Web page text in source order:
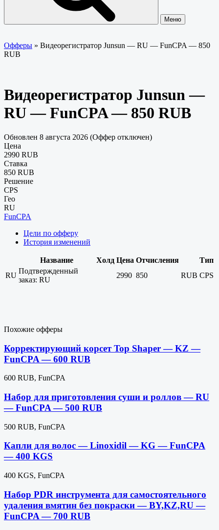
Меню
Офферы » Видеорегистратор Junsun — RU — FunCPA — 850
RUB
Видеорегистратор Junsun —
RU — FunCPA — 850 RUB
Обновлен 8 августа 2026 (Оффер отключен)
Цена
2990 RUB
Ставка
850 RUB
Решение
CPS
Гео
RU
FunCPA
Цели по офферу
История изменений
Название Холд Цена Отчисления
Тип
RU
Подтвержденный
заказ: RU
2990 850 RUB CPS
Похожие офферы
Корректирующий корсет Top Shaper — KZ —
FunCPA — 600 RUB
600 RUB, FunCPA
Набор для приготовления суши и роллов — RU
— FunCPA — 500 RUB
500 RUB, FunCPA
Капли для волос — Linoxidil — KG — FunCPA
— 400 KGS
400 KGS, FunCPA
Набор PDR инструмента для самостоятельного
удаления вмятин без покраски — BY,KZ,RU —
FunCPA — 700 RUB